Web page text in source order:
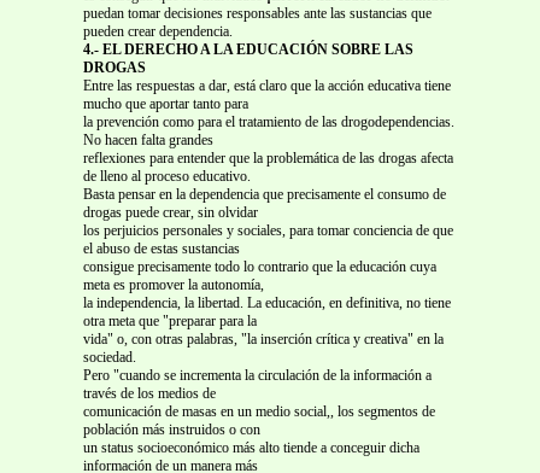
puedan tomar decisiones responsables ante las sustancias que
pueden crear dependencia.
4.- EL DERECHO A LA EDUCACIÓN SOBRE LAS
DROGAS
Entre las respuestas a dar, está claro que la acción educativa tiene
mucho que aportar tanto para
la prevención como para el tratamiento de las drogodependencias.
No hacen falta grandes
reflexiones para entender que la problemática de las drogas afecta
de lleno al proceso educativo.
Basta pensar en la dependencia que precisamente el consumo de
drogas puede crear, sin olvidar
los perjuicios personales y sociales, para tomar conciencia de que
el abuso de estas sustancias
consigue precisamente todo lo contrario que la educación cuya
meta es promover la autonomía,
la independencia, la libertad. La educación, en definitiva, no tiene
otra meta que "preparar para la
vida" o, con otras palabras, "la inserción crítica y creativa" en la
sociedad.
Pero "cuando se incrementa la circulación de la información a
través de los medios de
comunicación de masas en un medio social,, los segmentos de
población más instruidos o con
un status socioeconómico más alto tiende a conceguir dicha
información de un manera más